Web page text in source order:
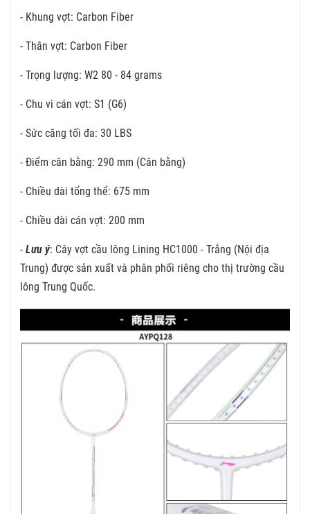
- Khung vợt: Carbon Fiber
- Thân vợt: Carbon Fiber
- Trọng lượng: W2 80 - 84 grams
- Chu vi cán vợt: S1 (G6)
- Sức căng tối đa: 30 LBS
- Điểm cân bằng: 290 mm (Cân bằng)
- Chiều dài tổng thể: 675 mm
- Chiều dài cán vợt: 200 mm
- Lưu ý: Cây vợt cầu lông Lining HC1000 - Trắng (Nội địa
Trung) được sản xuất và phân phối riêng cho thị trường cầu
lông Trung Quốc.